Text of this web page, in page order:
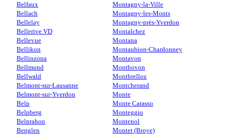
Belfaux
Bellach
Bellelay
Bellerive VD
Bellevue
Bellikon
Bellinzona
Bellmund
Bellwald
Belmont-sur-Lausanne
Belmont-sur-Yverdon
Belp
Belpberg
Belprahon
Benglen
Montagny-la-Ville
Montagny-les-Monts
Montagny-près-Yverdon
Montalchez
Montana
Montaubion-Chardonney
Montavon
Montbovon
Montbrelloz
Montcherand
Monte
Monte Carasso
Monteggio
Montenol
Montet (Broye)